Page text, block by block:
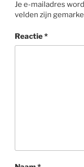
Je e-mailadres
velden zijn
Reactie*